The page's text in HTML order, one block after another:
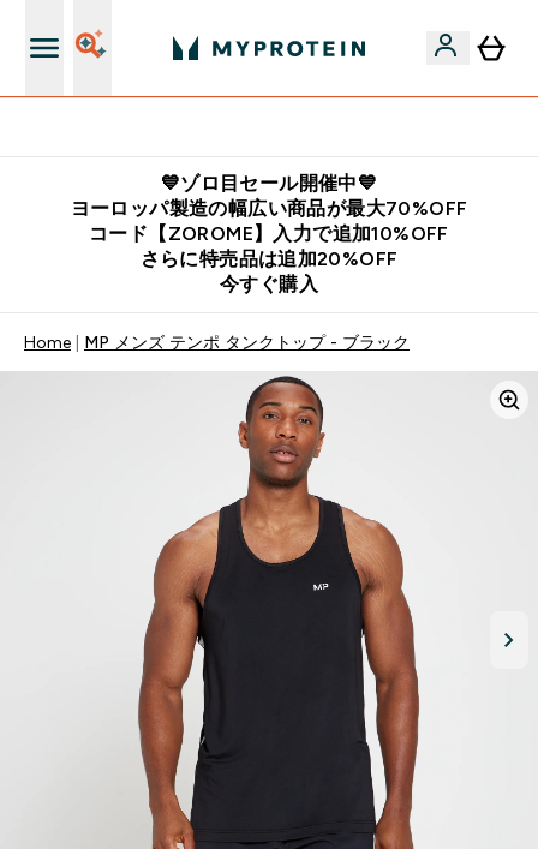
💙ゾロ目セール開催中💙
ヨーロッパ製造の幅広い商品が最大70%OFF
コード【ZOROME】入力で追加10%OFF
さらに特売品は追加20%OFF
今すぐ購入
Home MP メンズ テンポ タンクトップ - ブラック